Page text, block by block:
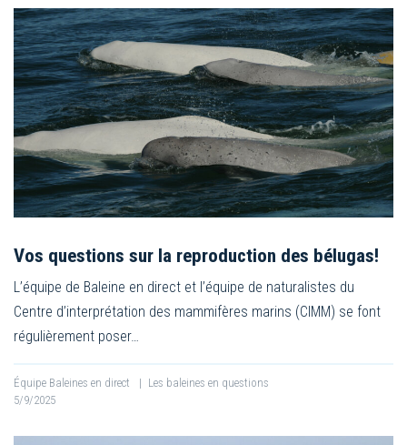
Vos questions sur la reproduction des bélugas!
L’équipe de Baleine en direct et l’équipe de naturalistes du
Centre d’interprétation des mammifères marins (CIMM) se font
régulièrement poser…
Équipe Baleines en direct | Les baleines en questions
5/9/2025